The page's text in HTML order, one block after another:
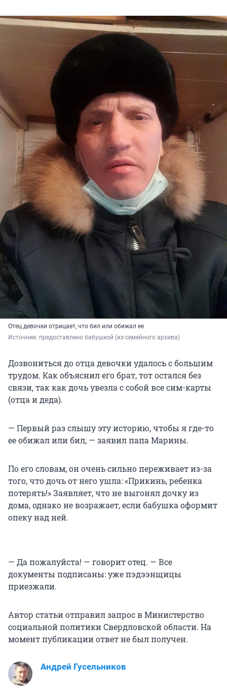
Отец девочки отрицает, что бил или обижал ее
Источник: предоставлено бабушкой (из семейного архива)
Дозвониться до отца девочки удалось с большим
трудом. Как объяснил его брат, тот остался без
связи, так как дочь увезла с собой все сим-карты
(отца и деда).
— Первый раз слышу эту историю, чтобы я где-то
ее обижал или бил, — заявил папа Марины.
По его словам, он очень сильно переживает из-за
того, что дочь от него ушла: «Прикинь, ребенка
потерять!» Заявляет, что не выгонял дочку из
дома, однако не возражает, если бабушка оформит
опеку над ней.
— Да пожалуйста! — говорит отец. — Все
документы подписаны: уже пэдээнщицы
приезжали.
Автор статьи отправил запрос в Министерство
социальной политики Свердловской области. На
момент публикации ответ не был получен.
Андрей Гусельников